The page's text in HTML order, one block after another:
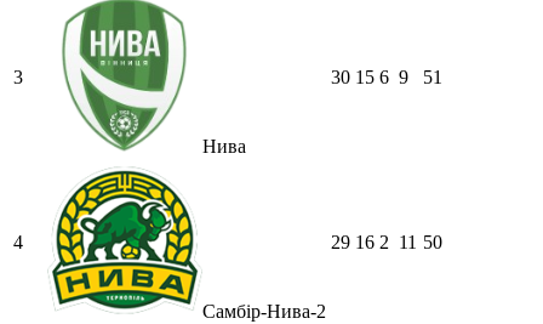
3
Нива
30 15 6 9 51
4
Самбір-Нива-2
29 16 2 11 50